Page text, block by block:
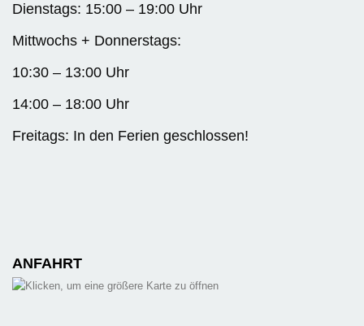
Dienstags: 15:00 – 19:00 Uhr
Mittwochs + Donnerstags:
10:30 – 13:00 Uhr
14:00 – 18:00 Uhr
Freitags: In den Ferien geschlossen!
ANFAHRT